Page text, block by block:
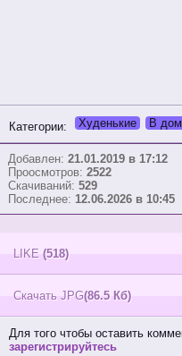
Категории: Худенькие В
Добавлен: 21.01.2019 в 17:12
Проосмотров: 2522
Скачиваний: 529
Последнее: 12.06.2026 в 10:45
LIKE (518)
Скачать JPG(86.5 Кб)
Для того чтобы оставить
зарегистрируйтесь